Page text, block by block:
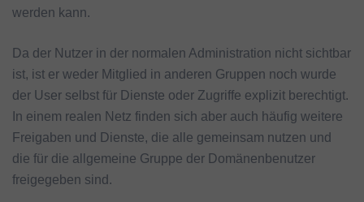
werden kann.
Da der Nutzer in der normalen Administration nicht sichtbar
ist, ist er weder Mitglied in anderen Gruppen noch wurde
der User selbst für Dienste oder Zugriffe explizit berechtigt.
In einem realen Netz finden sich aber auch häufig weitere
Freigaben und Dienste, die alle gemeinsam nutzen und
die für die allgemeine Gruppe der Domänenbenutzer
freigegeben sind.